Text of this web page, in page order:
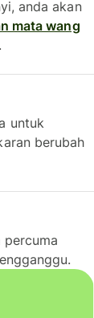
anda akan
mata wang
untuk
berubah
percuma